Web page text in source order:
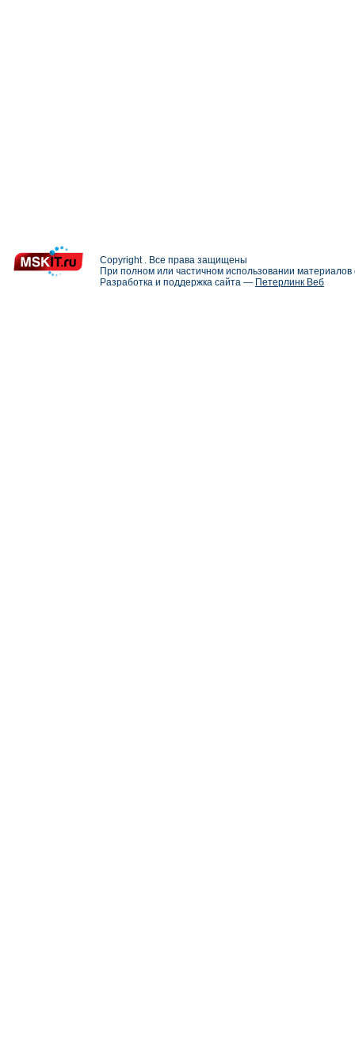
Copyright . Все права защищены
При полном или частичном использовании
Разработка и поддержка сайта — Петерлинк Веб